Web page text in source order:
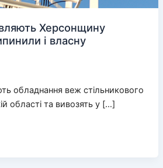
Херсонщину
і власну
обладнання веж стільникового
області та вивозять у […]